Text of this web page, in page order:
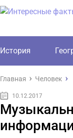
История
Главная Человек
10.12.2017